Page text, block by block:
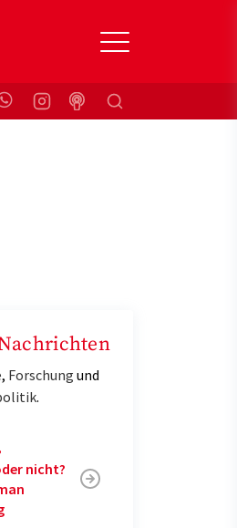
KrankenkasseSuchen
, Forschung und
.
nicht?